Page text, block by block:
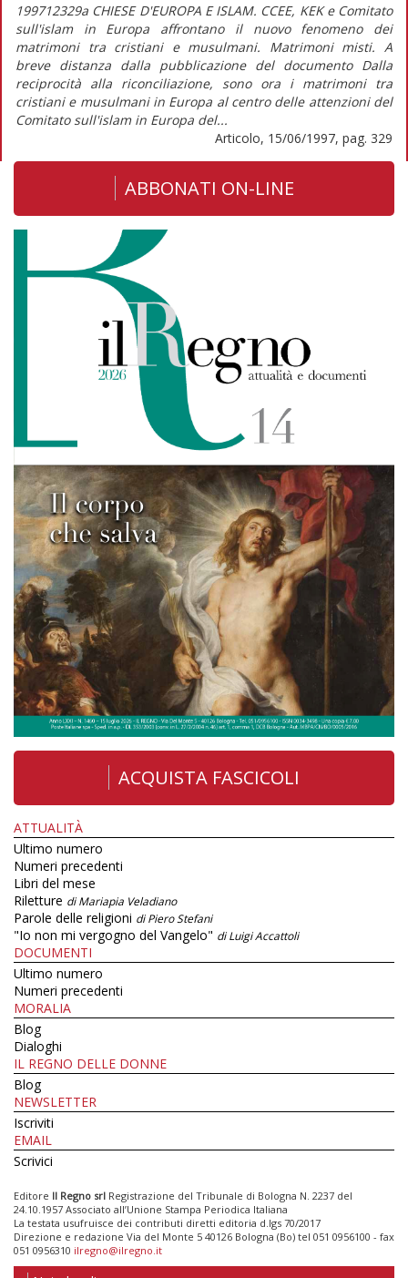
199712329a CHIESE D'EUROPA E ISLAM. CCEE, KEK e Comitato
sull'islam in Europa affrontano il nuovo fenomeno dei
matrimoni tra cristiani e musulmani. Matrimoni misti. A
breve distanza dalla pubblicazione del documento Dalla
reciprocità alla riconciliazione, sono ora i matrimoni tra
cristiani e musulmani in Europa al centro delle attenzioni del
Comitato sull'islam in Europa del...
Articolo, 15/06/1997, pag. 329
ABBONATI ON-LINE
ACQUISTA FASCICOLI
ATTUALITÀ
Ultimo numero
Numeri precedenti
Libri del mese
Riletture di Mariapia Veladiano
Parole delle religioni di Piero Stefani
"Io non mi vergogno del Vangelo" di Luigi Accattoli
DOCUMENTI
Ultimo numero
Numeri precedenti
MORALIA
Blog
Dialoghi
IL REGNO DELLE DONNE
Blog
NEWSLETTER
Iscriviti
EMAIL
Scrivici
Editore Il Regno srl Registrazione del Tribunale di Bologna N. 2237 del
24.10.1957 Associato all’Unione Stampa Periodica Italiana
La testata usufruisce dei contributi diretti editoria d.lgs 70/2017
Direzione e redazione Via del Monte 5 40126 Bologna (Bo) tel 051 0956100 - fax
051 0956310 ilregno@ilregno.it